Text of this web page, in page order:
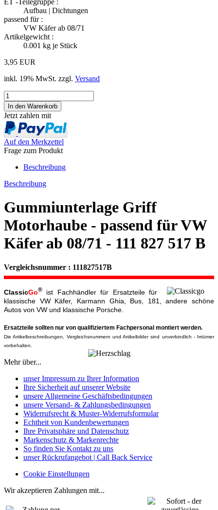
Aufbau | Dichtungen
passend für :
VW Käfer ab 08/71
Artikelgewicht :
0.001 kg je Stück
3,95 EUR
inkl. 19% MwSt. zzgl. Versand
Jetzt zahlen mit
Auf den Merkzettel
Frage zum Produkt
Beschreibung
Beschreibung
Gummiunterlage Griff
Motorhaube - passend für VW
Käfer ab 08/71 - 111 827 517 B
Vergleichsnummer : 111827517B
ClassicGo®
ist Fachhändler für Ersatzteile für
klassische VW Käfer, Karmann Ghia, Bus, 181, andere schöne
Autos von VW und klassische Porsche.
Ersatzteile sollten nur von qualifiziertem Fachpersonal montiert werden.
Die Artikelbeschreibungen, Vergleichsnummern und Artikelbilder sind unverbindlich - Irrtümer
vorbehalten.
Mehr über...
unser Impressum zu Ihrer Information
Ihre Sicherheit auf unserer Website
unsere Allgemeine Geschäftsbedingungen
unsere Versand- & Zahlungsbedingungen
Widerrufsrecht & Muster-Widerrufsformular
Echtheit von Kundenbewertungen
Ihre Privatsphäre und Datenschutz
Markenschutz & Markenrechte
So finden Sie Kontakt zu uns
unser Rückrufangebot | Call Back Service
Cookie Einstellungen
Wir akzeptieren Zahlungen mit...